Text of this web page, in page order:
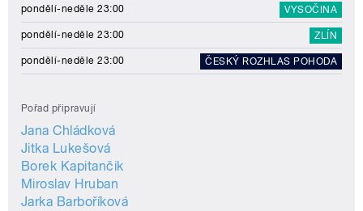
pondělí-neděle 23:00 VYSOČINA
pondělí-neděle 23:00 ZLÍN
pondělí-neděle 23:00 ČESKÝ ROZHLAS POHODA
Pořad připravují
Jana Chládková
Jitka Lukešová
Borek Kapitančik
Miroslav Hruban
Jarka Barboříková